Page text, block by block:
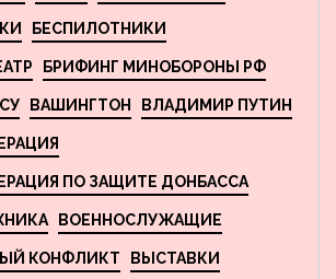
БЕСПИЛОТНИКИ
БРИФИНГ МИНОБОРОНЫ РФ
ВАШИНГТОН ВЛАДИМИР ПУТИН
ПО ЗАЩИТЕ ДОНБАССА
ВОЕННОСЛУЖАЩИЕ
КОНФЛИКТ ВЫСТАВКИ